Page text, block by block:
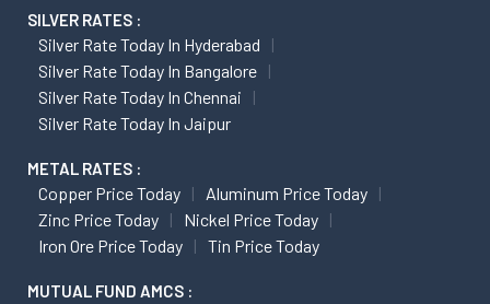
SILVER RATES :
Silver Rate Today In Hyderabad
Silver Rate Today In Bangalore
Silver Rate Today In Chennai
Silver Rate Today In Jaipur
METAL RATES :
Copper Price Today
Aluminum Price Today
Zinc Price Today
Nickel Price Today
Iron Ore Price Today
Tin Price Today
MUTUAL FUND AMCS :